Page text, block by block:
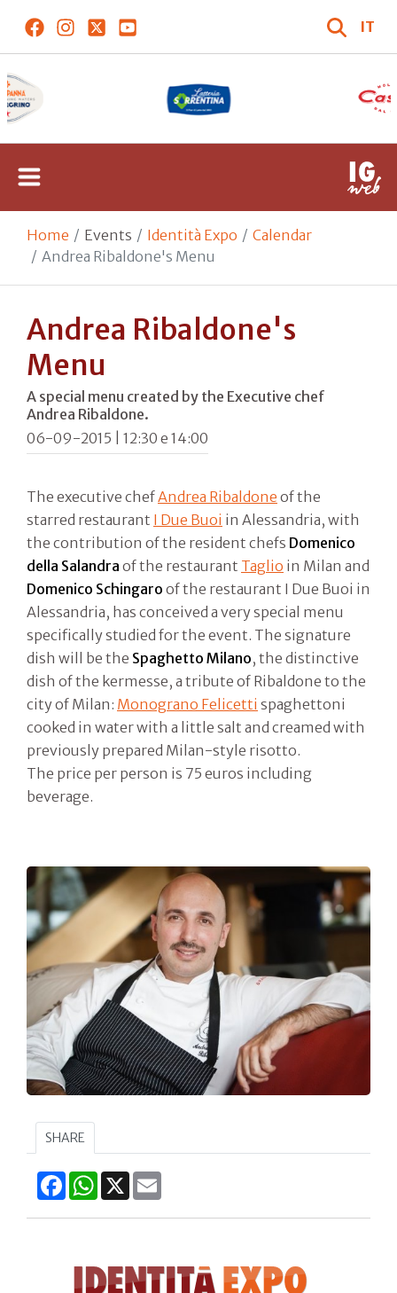
IT
Home Events Identità Expo
Calendar
Andrea Ribaldone's Menu
Andrea Ribaldone's
Menu
A special menu created by the Executive chef
Andrea Ribaldone.
06-09-2015 | 12:30 e 14:00
The executive chefAndrea Ribaldone of the
starred restaurant I Due Buoi in Alessandria, with
the contribution of the resident chefs Domenico
della Salandra of the restaurant Taglio in Milan and
Domenico Schingaro of the restaurant I Due Buoi in
Alessandria, has conceived a very special menu
specifically studied for the event. The signature
dish will be the Spaghetto Milano, the distinctive
dish of the kermesse, a tribute of Ribaldone to the
city of Milan: Monograno Felicetti spaghettoni
cooked in water with a little salt and creamed with
previously prepared Milan-style risotto.
The price per person is 75 euros including
beverage.
SHARE
FacebookWhatsApp
X